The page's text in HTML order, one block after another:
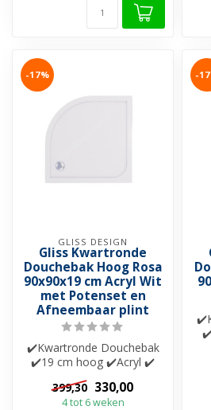
-17%
GLISS DESIGN
Gliss Kwartronde
Douchebak Hoog Rosa
90x90x19 cm Acryl Wit
met Potenset en
Afneembaar plint
✔️Kwartronde Douchebak
✔️19 cm hoog ✔️Acryl ✔️
Extra verstevigd
399,30 330,00
4 tot 6 weken
-